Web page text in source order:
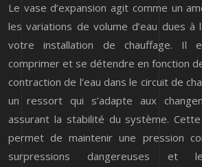
Le vase d’expansion agit comme un
les variations de volume d’eau dues à
votre installation de chauffage. Il
comprimer et se détendre en fonction
contraction de l’eau dans le circuit de
un ressort qui s’adapte aux
assurant la stabilité du système.
permet de maintenir une pression
surpressions dangereuses et